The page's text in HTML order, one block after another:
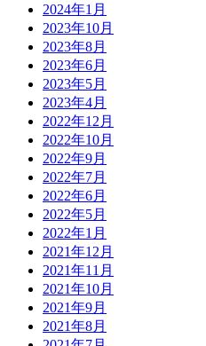
2024年1月
2023年10月
2023年8月
2023年6月
2023年5月
2023年4月
2022年12月
2022年10月
2022年9月
2022年7月
2022年6月
2022年5月
2022年1月
2021年12月
2021年11月
2021年10月
2021年9月
2021年8月